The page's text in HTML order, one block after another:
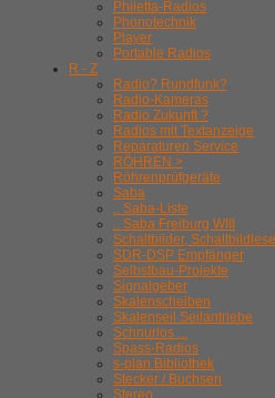
Philetta-Radios
Phonotechnik
Player
Portable Radios
R - Z
Radio? Rundfunk?
Radio-Kameras
Radio Zukunft ?
Radios mit Textanzeige
Reparaturen Service
RÖHREN >
Röhrenprüfgeräte
Saba
.. Saba-Liste
.. Saba Freiburg WIII
Schaltbilder,
SDR-DSP Empfänger
Selbstbau-Projekte
Signalgeber
Skalenscheiben
Skalenseil Seilantriebe
Schnurlos ...
Spass-Radios
s-plan Bibliothek
Stecker / Buchsen
Stereo